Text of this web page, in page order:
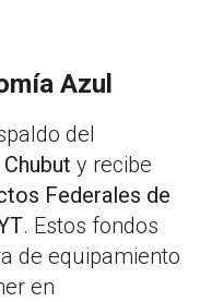
Azul
del
y recibe
Federales de
. Estos fondos
de equipamiento
en